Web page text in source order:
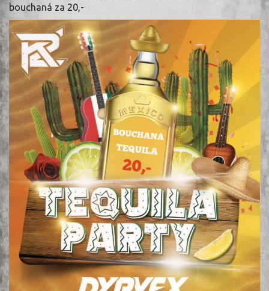
bouchaná za 20,-